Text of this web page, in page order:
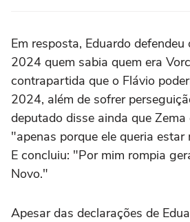
Em resposta, Eduardo defendeu
2024 quem sabia quem era
contrapartida que o Flávio
2024, além de sofrer
deputado disse ainda que
"apenas porque ele queria
E concluiu: "Por mim rompia
Novo."
Apesar das declarações de